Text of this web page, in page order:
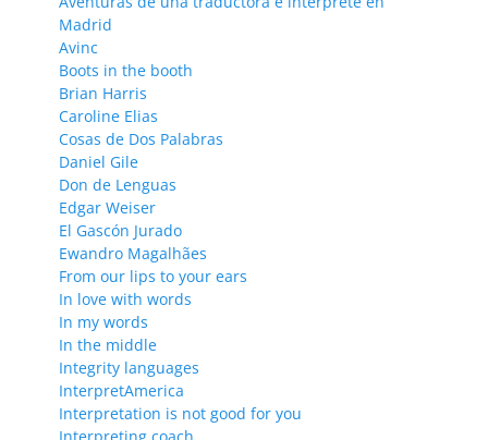
Madrid
Avinc
Boots in the booth
Brian Harris
Caroline Elias
Cosas de Dos Palabras
Daniel Gile
Don de Lenguas
Edgar Weiser
El Gascón Jurado
Ewandro Magalhães
From our lips to your ears
In love with words
In my words
In the middle
Integrity languages
InterpretAmerica
Interpretation is not good for you